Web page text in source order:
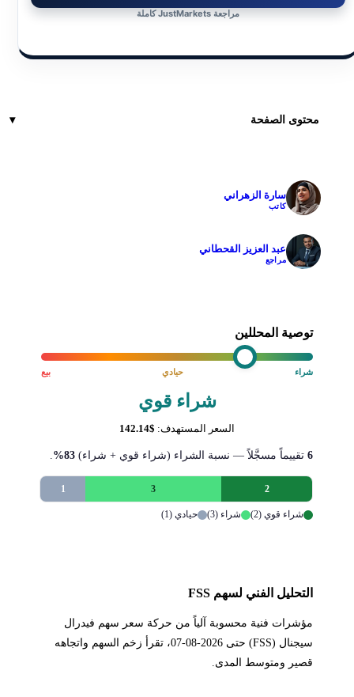
مراجعة JustMarkets كاملة
محتوى الصفحة
سارة الزهراني
كاتب
عبد العزيز القحطاني
مراجع
توصية المحللين
بيع حيادي شراء
شراء قوي
السعر المستهدف: $142.14
6تقييماً مسجَّلاً — نسبة الشراء (شراء قوي + شراء) 83%
.
2
3
1
شراء قوي (2) شراء (3) حيادي (1)
التحليل الفني لسهم FSS
مؤشرات فنية محسوبة آلياً من حركة سعر سهم فيدرال
سيجنال (FSS) حتى 2026-08-07، تقرأ زخم السهم واتجاهه
قصير ومتوسط المدى.